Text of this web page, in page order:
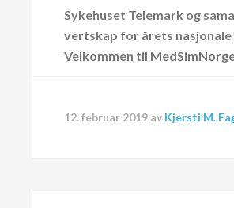
Sykehuset Telemark og
vertskap for årets
Velkommen til
12. februar 2019 av Kjersti M.